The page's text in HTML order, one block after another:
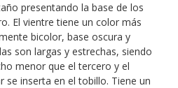
presentando la base de los
El vientre tiene un color más
bicolor, base oscura y
son largas y estrechas, siendo
menor que el tercero y el
se inserta en el tobillo. Tiene un